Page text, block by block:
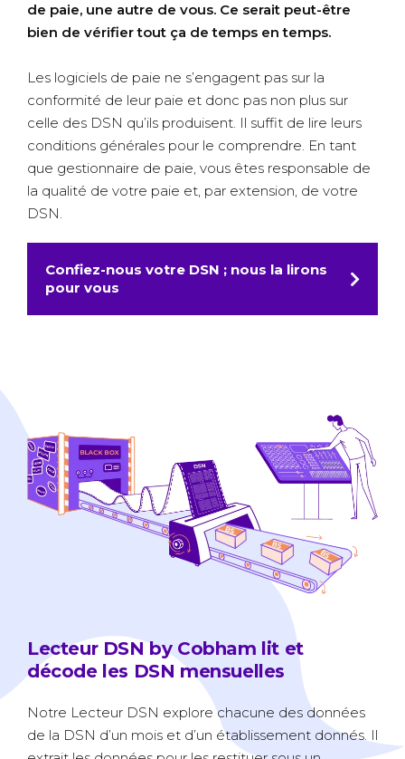
de paie, une autre de vous. Ce serait peut-être
bien de vérifier tout ça de temps en temps.
Les logiciels de paie ne s’engagent pas sur la
conformité de leur paie et donc pas non plus sur
celle des DSN qu’ils produisent. Il suffit de lire leurs
conditions générales pour le comprendre. En tant
que gestionnaire de paie, vous êtes responsable de
la qualité de votre paie et, par extension, de votre
DSN.
Confiez-nous votre DSN ; nous la lirons
pour vous
Lecteur DSN by Cobham lit et
décode les DSN mensuelles
Notre Lecteur DSN explore chacune des données
de la DSN d’un mois et d’un établissement donnés. Il